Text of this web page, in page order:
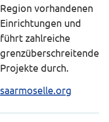
Region vorhandenen
Einrichtungen und
führt zahlreiche
grenzüberschreitende
Projekte durch.
saarmoselle.org